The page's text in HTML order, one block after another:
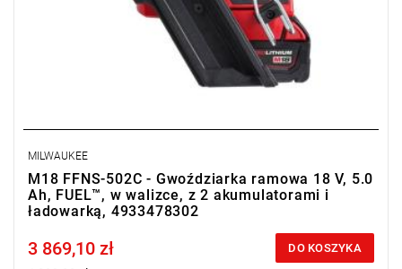
MILWAUKEE
M18 FFNS-502C - Gwoździarka ramowa 18 V, 5.0
Ah, FUEL™, w walizce, z 2 akumulatorami i
ładowarką, 4933478302
Price tax included
3 869,10 zł DO KOSZYKA